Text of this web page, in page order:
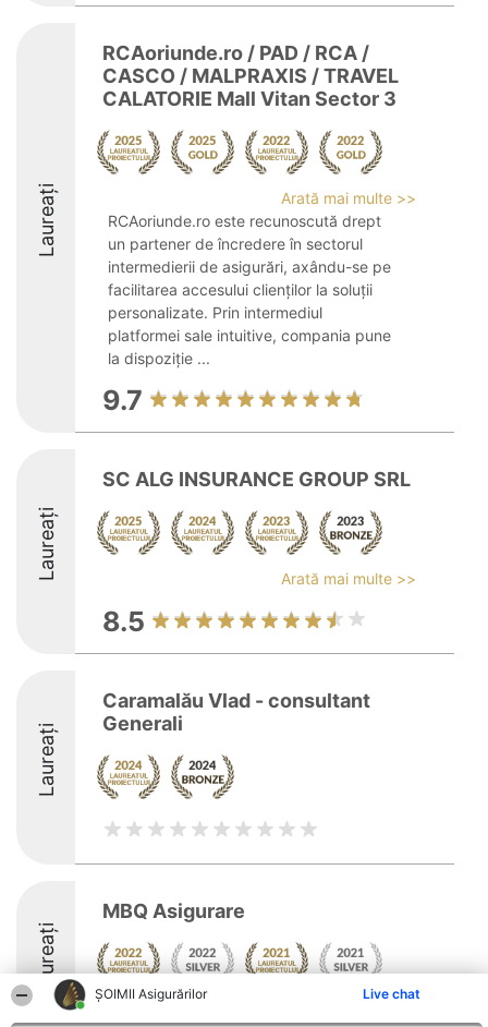
ȘOIMII Asigurărilor Live chat
Laureați
RCAoriunde.ro / PAD / RCA /
CASCO / MALPRAXIS / TRAVEL
CALATORIE Mall Vitan Sector 3
Arată mai multe >>
RCAoriunde.ro este recunoscută drept
un partener de încredere în sectorul
intermedierii de asigurări, axându-se pe
facilitarea accesului clienților la soluții
personalizate. Prin intermediul
platformei sale intuitive, compania pune
la dispoziție ...
9.7
Laureați
SC ALG INSURANCE GROUP SRL
Arată mai multe >>
8.5
Laureați
Caramalău Vlad - consultant
Generali
Laureați
MBQ Asigurare